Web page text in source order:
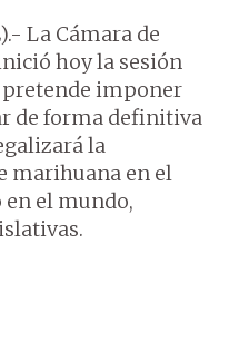
La Cámara de
hoy la sesión
imponer
de forma definitiva
la
marihuana en el
el mundo,